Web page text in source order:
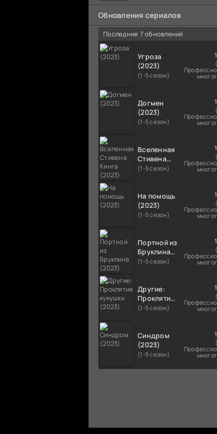
намного
Обновления сериалов
Последние 7 обновлений
Угроза
(2023)
(1-5 сезон)
Догмен
(2023)
(1-5 сезон)
Вселенная
Стивена
Кинга
(1-5 сезон)
На помощь
(2023)
(1-5 сезон)
Портной из
Бруклина
(2023)
(1-5 сезон)
Другие:
Проклятие
кукушки
(1-5 сезон)
Синдром
(2023)
(1-5 сезон)